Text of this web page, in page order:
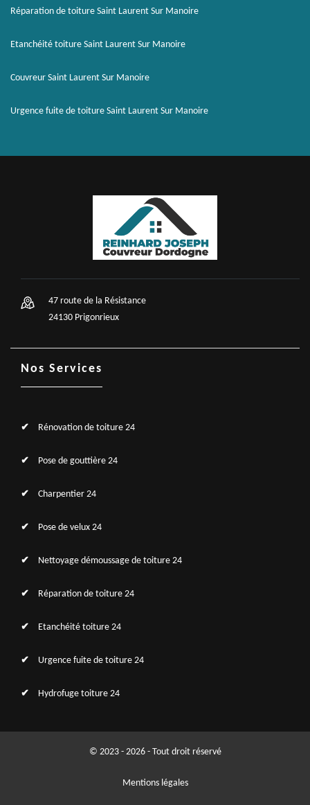
Réparation de toiture Saint Laurent Sur Manoire
Etanchéité toiture Saint Laurent Sur Manoire
Couvreur Saint Laurent Sur Manoire
Urgence fuite de toiture Saint Laurent Sur Manoire
47 route de la Résistance
24130 Prigonrieux
Nos Services
Rénovation de toiture 24
Pose de gouttière 24
Charpentier 24
Pose de velux 24
Nettoyage démoussage de toiture 24
Réparation de toiture 24
Etanchéité toiture 24
Urgence fuite de toiture 24
Hydrofuge toiture 24
© 2023 - 2026 - Tout droit réservé
Mentions légales